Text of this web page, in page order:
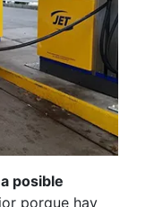
posible
porque hay